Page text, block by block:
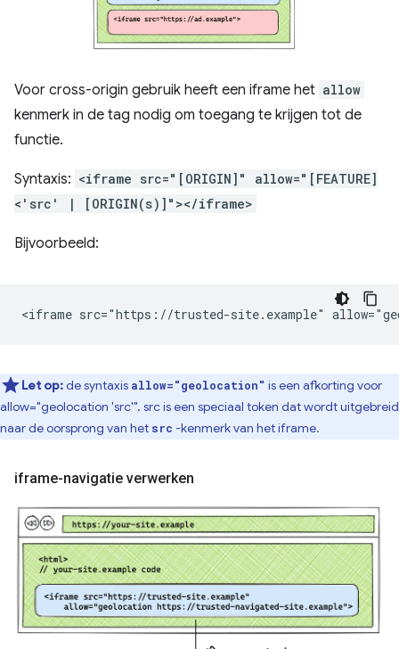
Voor cross-origin gebruik heeft een iframe het allow
kenmerk in de tag nodig om toegang te krijgen tot de
functie.
Syntaxis: <iframe src="[ORIGIN]" allow="[FEATURE]
<'src' | [ORIGIN(s)]"></iframe>
Bijvoorbeeld:
Let op:de syntaxis allow="geolocation" is een afkorting voor
allow="geolocation 'src'". src is een speciaal token dat wordt uitgebreid
naar de oorsprong van het src -kenmerk van het iframe.
iframe-navigatie verwerken